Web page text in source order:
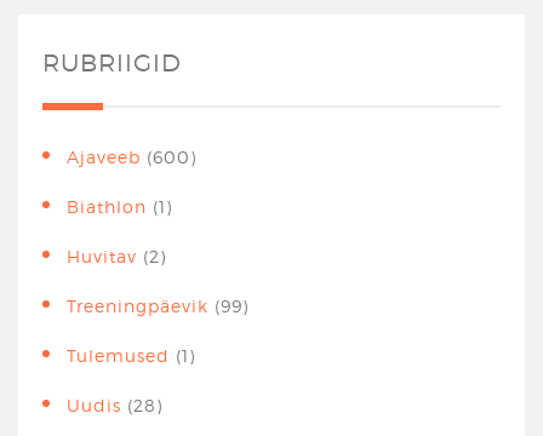
RUBRIIGID
Ajaveeb (600)
Biathlon (1)
Huvitav (2)
Treeningpäevik (99)
Tulemused (1)
Uudis (28)